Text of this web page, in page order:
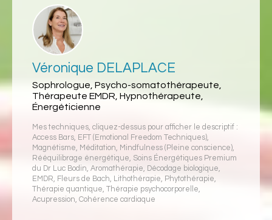
Véronique DELAPLACE
Sophrologue, Psycho-somatothérapeute,
Thérapeute EMDR, Hypnothérapeute,
Énergéticienne
Mes techniques, cliquez-dessus pour afficher le descriptif :
Access Bars, EFT (Emotional Freedom Techniques),
Magnétisme, Méditation, Mindfulness (Pleine conscience),
Rééquilibrage énergétique, Soins Énergétiques Premium
du Dr Luc Bodin, Aromathérapie, Décodage biologique,
EMDR, Fleurs de Bach, Lithothérapie, Phytothérapie,
Thérapie quantique, Thérapie psychocorporelle,
Acupression, Cohérence cardiaque